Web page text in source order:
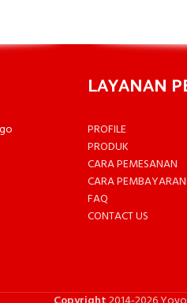
LAYANAN
PROFILE
PRODUK
CARA PEMESANAN
CARA PEMBAYARAN
FAQ
CONTACT US